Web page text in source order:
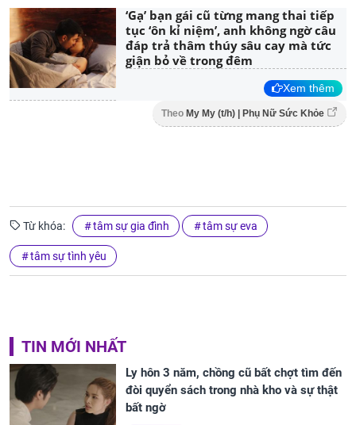
‘Gạ’ bạn gái cũ từng mang thai tiếp
tục ‘ôn kỉ niệm’, anh không ngờ câu
đáp trả thâm thúy sâu cay mà tức
giận bỏ về trong đêm
Xem thêm
Theo My My (t/h) | Phụ Nữ Sức Khỏe
Từ khóa: tâm sự gia đình tâm sự eva
tâm sự tình yêu
TIN MỚI NHẤT
Ly hôn 3 năm, chồng cũ bất chợt tìm đến
đòi quyển sách trong nhà kho và sự thật
bất ngờ